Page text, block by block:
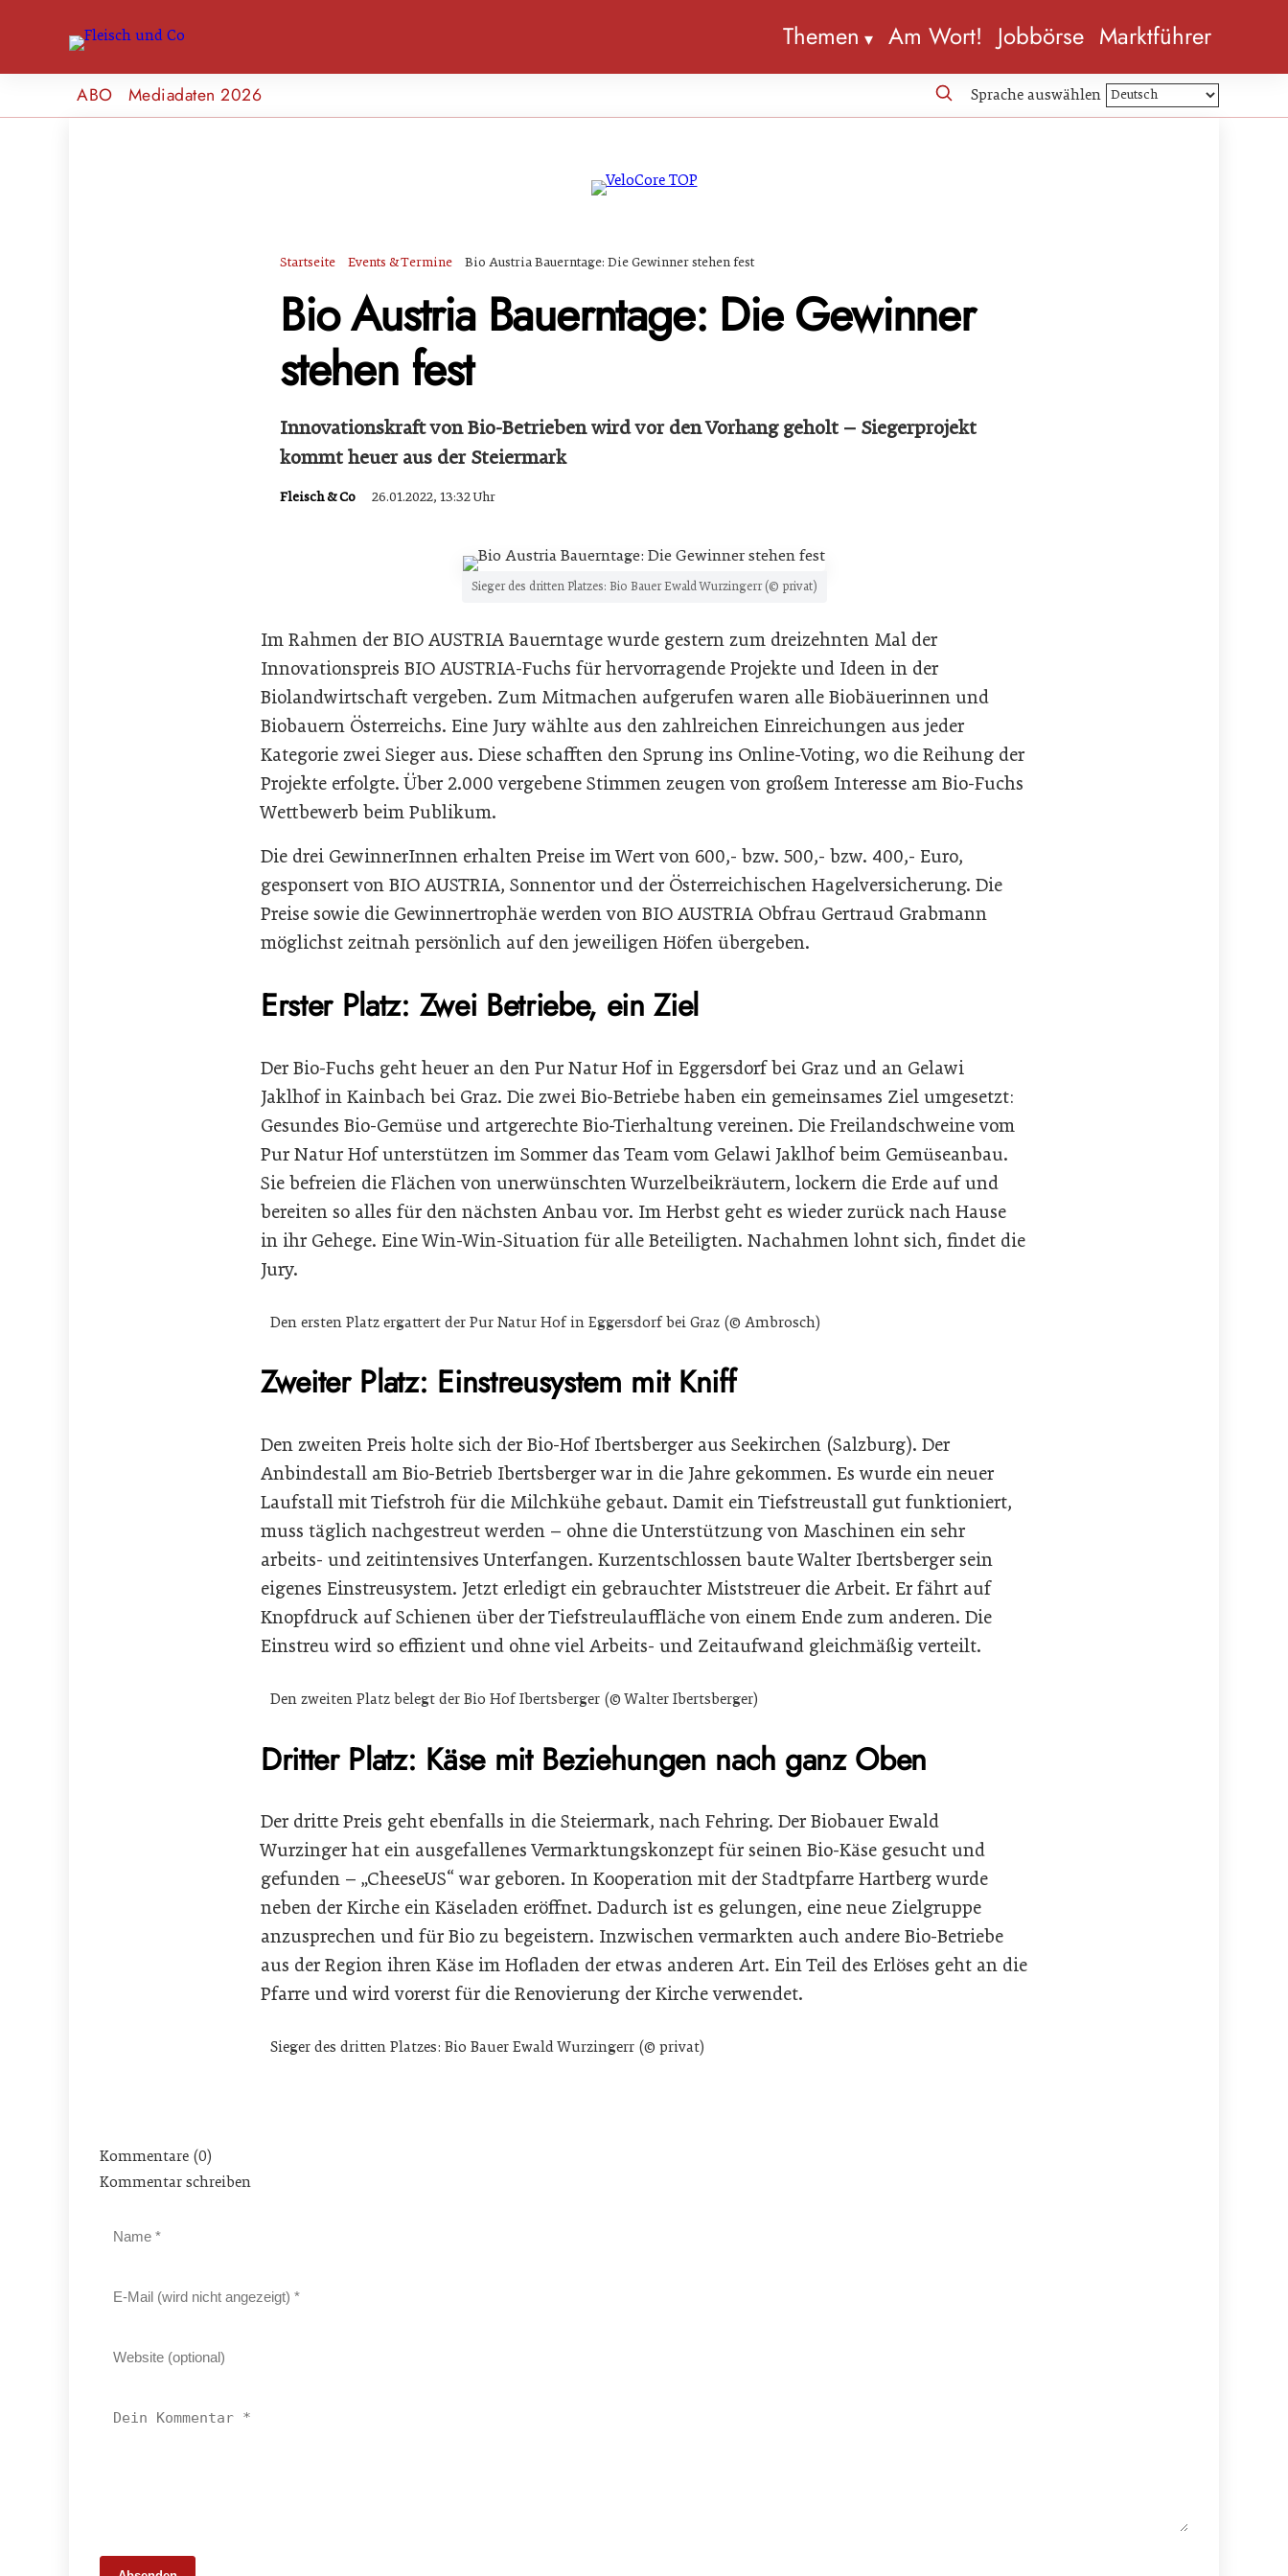
Themen Am Wort! Jobbörse Marktführer
ABO Mediadaten 2026 Sprache auswählen
Startseite Events & Termine Bio Austria Bauerntage: Die Gewinner stehen fest
Bio Austria Bauerntage: Die Gewinner
stehen fest
Innovationskraft von Bio-Betrieben wird vor den Vorhang geholt – Siegerprojekt
kommt heuer aus der Steiermark
Fleisch & Co 26.01.2022, 13:32 Uhr
Sieger des dritten Platzes: Bio Bauer Ewald Wurzingerr (© privat)
Im Rahmen der BIO AUSTRIA Bauerntage wurde gestern zum dreizehnten Mal der
Innovationspreis BIO AUSTRIA-Fuchs für hervorragende Projekte und Ideen in der
Biolandwirtschaft vergeben. Zum Mitmachen aufgerufen waren alle Biobäuerinnen und
Biobauern Österreichs. Eine Jury wählte aus den zahlreichen Einreichungen aus jeder
Kategorie zwei Sieger aus. Diese schafften den Sprung ins Online-Voting, wo die Reihung der
Projekte erfolgte. Über 2.000 vergebene Stimmen zeugen von großem Interesse am Bio-Fuchs
Wettbewerb beim Publikum.
Die drei GewinnerInnen erhalten Preise im Wert von 600,- bzw. 500,- bzw. 400,- Euro,
gesponsert von BIO AUSTRIA, Sonnentor und der Österreichischen Hagelversicherung. Die
Preise sowie die Gewinnertrophäe werden von BIO AUSTRIA Obfrau Gertraud Grabmann
möglichst zeitnah persönlich auf den jeweiligen Höfen übergeben.
Erster Platz: Zwei Betriebe, ein Ziel
Der Bio-Fuchs geht heuer an den Pur Natur Hof in Eggersdorf bei Graz und an Gelawi
Jaklhof in Kainbach bei Graz. Die zwei Bio-Betriebe haben ein gemeinsames Ziel umgesetzt:
Gesundes Bio-Gemüse und artgerechte Bio-Tierhaltung vereinen. Die Freilandschweine vom
Pur Natur Hof unterstützen im Sommer das Team vom Gelawi Jaklhof beim Gemüseanbau.
Sie befreien die Flächen von unerwünschten Wurzelbeikräutern, lockern die Erde auf und
bereiten so alles für den nächsten Anbau vor. Im Herbst geht es wieder zurück nach Hause
in ihr Gehege. Eine Win-Win-Situation für alle Beteiligten. Nachahmen lohnt sich, findet die
Jury.
Den ersten Platz ergattert der Pur Natur Hof in Eggersdorf bei Graz (© Ambrosch)
Zweiter Platz: Einstreusystem mit Kniff
Den zweiten Preis holte sich der Bio-Hof Ibertsberger aus Seekirchen (Salzburg). Der
Anbindestall am Bio-Betrieb Ibertsberger war in die Jahre gekommen. Es wurde ein neuer
Laufstall mit Tiefstroh für die Milchkühe gebaut. Damit ein Tiefstreustall gut funktioniert,
muss täglich nachgestreut werden – ohne die Unterstützung von Maschinen ein sehr
arbeits- und zeitintensives Unterfangen. Kurzentschlossen baute Walter Ibertsberger sein
eigenes Einstreusystem. Jetzt erledigt ein gebrauchter Miststreuer die Arbeit. Er fährt auf
Knopfdruck auf Schienen über der Tiefstreulauffläche von einem Ende zum anderen. Die
Einstreu wird so effizient und ohne viel Arbeits- und Zeitaufwand gleichmäßig verteilt.
Den zweiten Platz belegt der Bio Hof Ibertsberger (© Walter Ibertsberger)
Dritter Platz: Käse mit Beziehungen nach ganz Oben
Der dritte Preis geht ebenfalls in die Steiermark, nach Fehring. Der Biobauer Ewald
Wurzinger hat ein ausgefallenes Vermarktungskonzept für seinen Bio-Käse gesucht und
gefunden – „CheeseUS“ war geboren. In Kooperation mit der Stadtpfarre Hartberg wurde
neben der Kirche ein Käseladen eröffnet. Dadurch ist es gelungen, eine neue Zielgruppe
anzusprechen und für Bio zu begeistern. Inzwischen vermarkten auch andere Bio-Betriebe
aus der Region ihren Käse im Hofladen der etwas anderen Art. Ein Teil des Erlöses geht an die
Pfarre und wird vorerst für die Renovierung der Kirche verwendet.
Sieger des dritten Platzes: Bio Bauer Ewald Wurzingerr (© privat)
Kommentare (0)
Kommentar schreiben